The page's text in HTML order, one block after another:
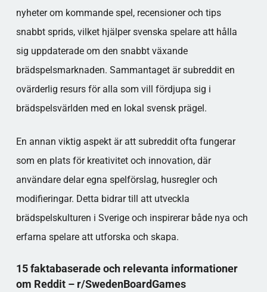
nyheter om kommande spel, recensioner och tips
snabbt sprids, vilket hjälper svenska spelare att hålla
sig uppdaterade om den snabbt växande
brädspelsmarknaden. Sammantaget är subreddit en
ovärderlig resurs för alla som vill fördjupa sig i
brädspelsvärlden med en lokal svensk prägel.
En annan viktig aspekt är att subreddit ofta fungerar
som en plats för kreativitet och innovation, där
användare delar egna spelförslag, husregler och
modifieringar. Detta bidrar till att utveckla
brädspelskulturen i Sverige och inspirerar både nya och
erfarna spelare att utforska och skapa.
15 faktabaserade och relevanta informationer
om Reddit – r/SwedenBoardGames